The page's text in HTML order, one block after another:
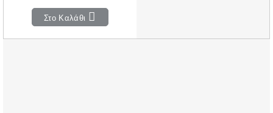
Στο Καλάθι